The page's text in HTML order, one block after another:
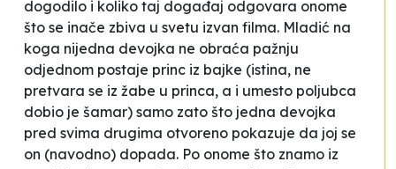
dogodilo i koliko taj događaj odgovara onome
što se inače zbiva u svetu izvan filma. Mladić na
koga nijedna devojka ne obraća pažnju
odjednom postaje princ iz bajke (istina, ne
pretvara se iz žabe u princa, a i umesto poljubca
dobio je šamar) samo zato što jedna devojka
pred svima drugima otvoreno pokazuje da joj se
on (navodno) dopada. Po onome što znamo iz